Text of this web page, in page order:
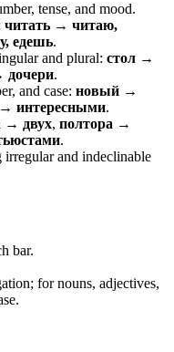
tense, and mood.
читать → читаю,
едешь.
and plural: стол →
дочери.
and case: новый →
интересными.
→ двух, полтора →
.
and indeclinable
bar.
for nouns, adjectives,